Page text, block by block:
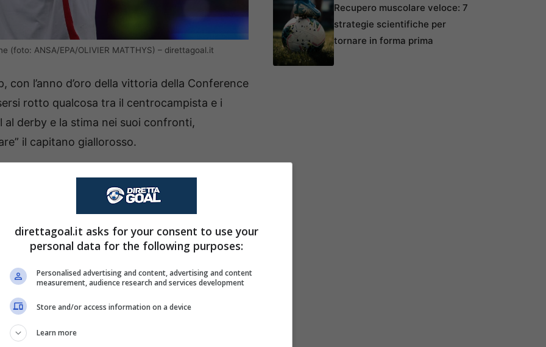
(foto: ANSA/EPA/OLIVIER MATTHYS) – direttagoal.it
l’anno d’oro della vittoria della Conference
rotto qualcosa tra il centrocampista e i
derby e la stima nei suoi confronti,
il capitano giallorosso.
pesantemente, e nel periodo più
stadio non sono mancati i fischi; la Curva
pare però essere ancora al fianco del suo
striscione nel finale di stagione.
al tendine dello scorso maggio,
al più presto al servizio di Gasperini: il suo
2026, è ancora tutto da scrivere. Sarà
Recupero muscolare veloce: 7
strategie scientifiche per
tornare in forma prima
direttagoal.it asks for your consent to use your
personal data for the following purposes:
Personalised advertising and content, advertising and content
measurement, audience research and services development
Store and/or access information on a device
Learn more